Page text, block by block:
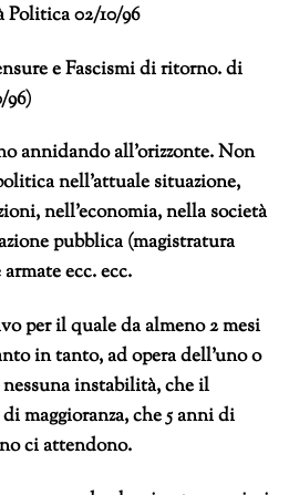
02/10/96
e Fascismi di ritorno. di
96)
annidando all’orizzonte. Non
nell’attuale situazione,
nell’economia, nella società
pubblica (magistratura
ecc. ecc.
per il quale da almeno 2 mesi
in tanto, ad opera dell’uno o
nessuna instabilità, che il
maggioranza, che 5 anni di
ci attendono.